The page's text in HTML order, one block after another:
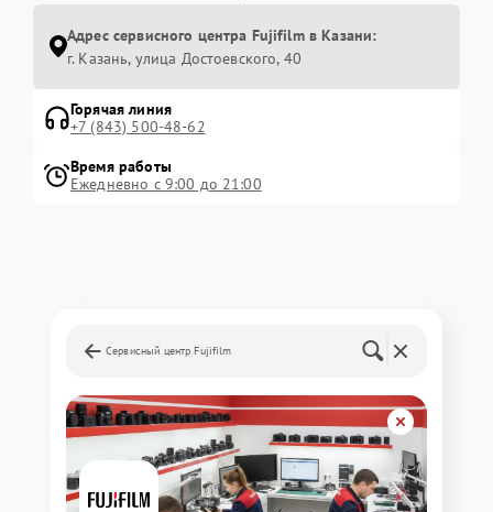
Адрес сервисного центра Fujifilm в Казани:
г. Казань, улица Достоевского, 40
Горячая линия
+7 (843) 500-48-62
Время работы
Ежедневно с 9:00 до 21:00
Сервисный центр Fujifilm